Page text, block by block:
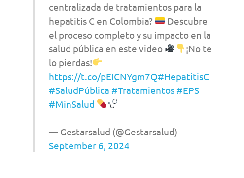
centralizada de tratamientos para la
hepatitis C en Colombia?
Descubre
el proceso completo y su impacto en la
salud pública en este video
¡No te
lo pierdas!
https://t.co/pEICNYgm7Q#HepatitisC
#SaludPública #Tratamientos #EPS
#MinSalud
— Gestarsalud (@Gestarsalud)
September 6, 2024